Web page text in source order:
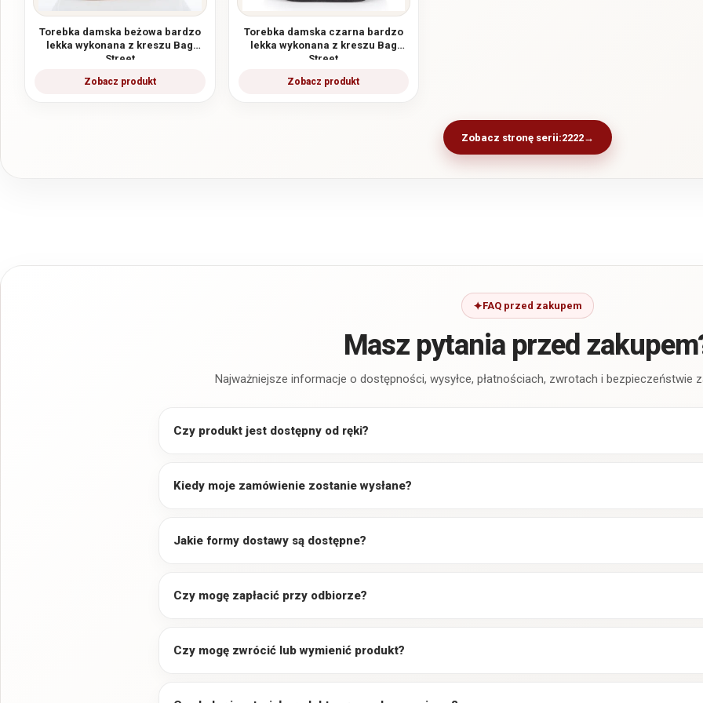
Torebka damska beżowa bardzo
lekka wykonana z kreszu Bag
Street
Torebka damska czarna bardzo
lekka wykonana z kreszu Bag
Street
Zobacz stronę serii:2222
FAQ przed zakupem
Masz pytania przed
Najważniejsze informacje o dostępności, wysyłce, płatnościach, zwrotach i bezpieczeństwie
Czy produkt jest dostępny od ręki?
Kiedy moje zamówienie zostanie wysłane?
Jakie formy dostawy są dostępne?
Czy mogę zapłacić przy odbiorze?
Czy mogę zwrócić lub wymienić produkt?